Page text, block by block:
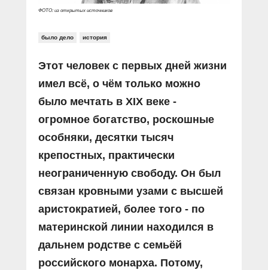
ФОТО: из открытых источников
было дело история
Этот человек с первых дней жизни
имел всё, о чём только можно
было мечтать в XIX веке -
огромное богатство, роскошные
особняки, десятки тысяч
крепостных, практически
неограниченную свободу. Он был
связан кровными узами с высшей
аристократией, более того - по
материнской линии находился в
дальнем родстве с семьёй
российского монарха. Потому,